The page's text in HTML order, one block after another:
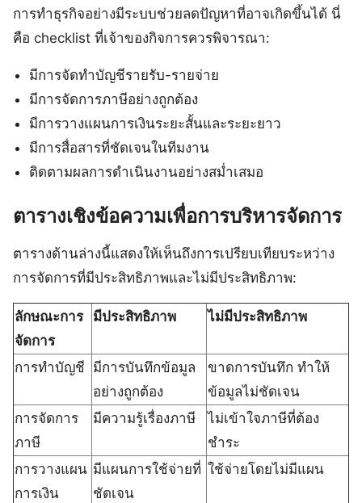
การทำธุรกิจอย่างมีระบบช่วยลดปัญหาที่อาจเกิดขึ้นได้ นี่
คือ checklist ที่เจ้าของกิจการควรพิจารณา:
มีการจัดทำบัญชีรายรับ-รายจ่าย
มีการจัดการภาษีอย่างถูกต้อง
มีการวางแผนการเงินระยะสั้นและระยะยาว
มีการสื่อสารที่ชัดเจนในทีมงาน
ติดตามผลการดำเนินงานอย่างสม่ำเสมอ
ตารางเชิงข้อความเพื่อการบริหารจัดการ
ตารางด้านล่างนี้แสดงให้เห็นถึงการเปรียบเทียบระหว่าง
การจัดการที่มีประสิทธิภาพและไม่มีประสิทธิภาพ:
ลักษณะการ
จัดการ
มีประสิทธิภาพ ไม่มีประสิทธิภาพ
การทำบัญชี มีการบันทึกข้อมูล
อย่างถูกต้อง
ขาดการบันทึก ทำให้
ข้อมูลไม่ชัดเจน
การจัดการ
ภาษี
มีความรู้เรื่องภาษี
ไม่เข้าใจภาษีที่ต้อง
ชำระ
การวางแผน
การเงิน
มีแผนการใช้จ่ายที่
ชัดเจน
ใช้จ่ายโดยไม่มีแผน